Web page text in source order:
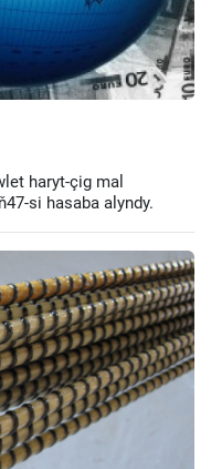
haryt-çig mal
si hasaba alyndy.